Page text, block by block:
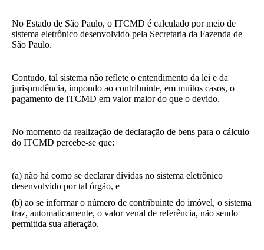
No Estado de São Paulo, o ITCMD é calculado por meio de
sistema eletrônico desenvolvido pela Secretaria da Fazenda de
São Paulo.
Contudo, tal sistema não reflete o entendimento da lei e da
jurisprudência, impondo ao contribuinte, em muitos casos, o
pagamento de ITCMD em valor maior do que o devido.
No momento da realização de declaração de bens para o cálculo
do ITCMD percebe-se que:
(a) não há como se declarar dívidas no sistema eletrônico
desenvolvido por tal órgão, e
(b) ao se informar o número de contribuinte do imóvel, o sistema
traz, automaticamente, o valor venal de referência, não sendo
permitida sua alteração.